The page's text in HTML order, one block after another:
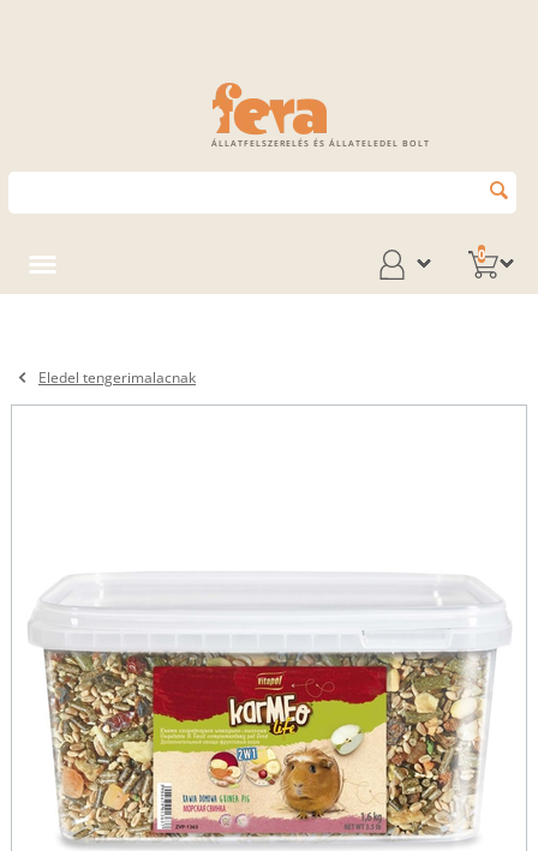
ÁLLATFELSZERELÉS ÉS ÁLLATELEDEL BOLT
0
Eledel tengerimalacnak